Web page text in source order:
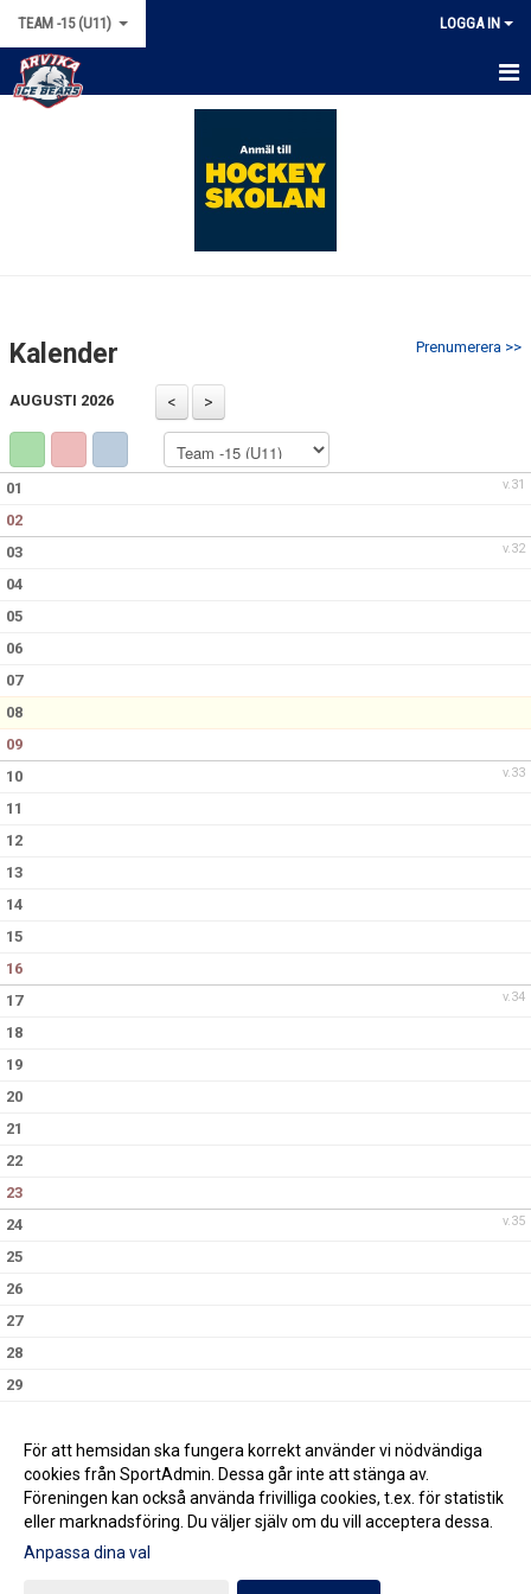
TEAM -15 (U11) LOGGA IN
KONTAKT & LÄNKAR
BÖRJA SPELA HOCKEY!
Prenumerera >>
Kalender
AUGUSTI 2026
v.31
01
02
v.32
03
04
05
06
07
08
09
v.33
10
11
12
13
14
15
16
v.34
17
18
19
20
21
22
23
v.35
24
25
26
27
28
29
Gå till Webbversion
För att hemsidan ska fungera korrekt använder vi nödvändiga
cookies från SportAdmin. Dessa går inte att stänga av.
Föreningen kan också använda frivilliga cookies, t.ex. för statistik
eller marknadsföring. Du väljer själv om du vill acceptera dessa.
Anpassa dina val